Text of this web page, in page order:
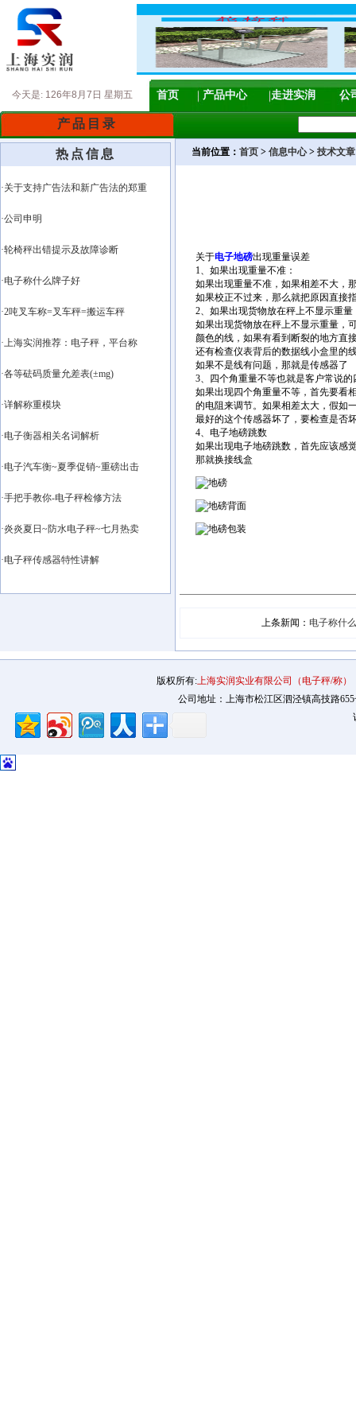
今天是: 126年8月7日 星期五 首页 产品中心 走进实润 公
产品目录
热点信息
·关于支持广告法和新广告法的郑重
·公司申明
·轮椅秤出错提示及故障诊断
·电子称什么牌子好
·2吨叉车称=叉车秤=搬运车秤
·上海实润推荐：电子秤，平台称
·各等砝码质量允差表(±mg)
·详解称重模块
·电子衡器相关名词解析
·电子汽车衡~夏季促销~重磅出击
·手把手教你-电子秤检修方法
·炎炎夏日~防水电子秤~七月热卖
·电子秤传感器特性讲解
当前位置： 首页 > 信息中心> 技术文章
关于电子地磅出现重量误差
1、如果出现重量不准：
如果出现重量不准，如果相差不大，
如果校正不过来，那么就把原因直接
2、如果出现货物放在秤上不显示重量
如果出现货物放在秤上不显示重量，
颜色的线，如果有看到断裂的地方直
还有检查仪表背后的数据线小盒里的
如果不是线有问题，那就是传感器了
3、四个角重量不等也就是客户常说的
如果出现四个角重量不等，首先要看
的电阻来调节。如果相差太大，假如
最好的这个传感器坏了，要检查是否
4、电子地磅跳数
如果出现电子地磅跳数，首先应该感
那就换接线盒
上条新闻： 电子称什
版权所有:上海实润实业有限公司（电子秤/称）
公司地址：上海市松江区泗泾镇高技路655